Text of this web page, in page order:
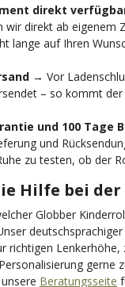
direkt
wir direkt ab eigenem
lange auf Ihren
→ Vor
– so kommt
und 100 Tage
und
zu testen, ob der
Hilfe bei der
Globber
deutschsprachiger
richtigen
gerne
Beratungsseite